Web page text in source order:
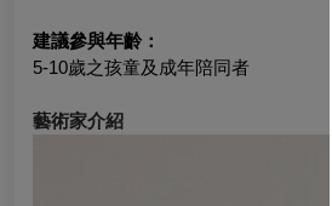
建議參與年齡：
5-10歲之孩童及成年陪同者
藝術家介紹